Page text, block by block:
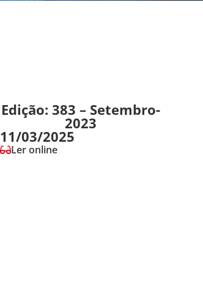
Edição: 383 – Setembro-
2023
11/03/2025
Ler online